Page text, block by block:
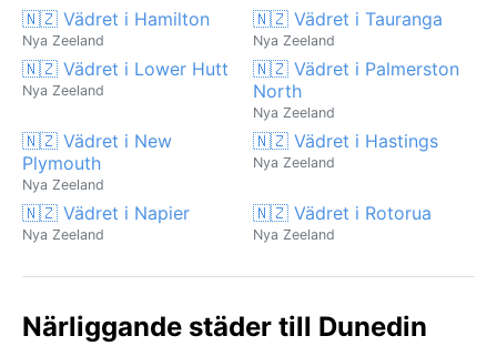
🇳🇿 Vädret i Hamilton
Nya Zeeland
🇳🇿 Vädret i Tauranga
Nya Zeeland
🇳🇿 Vädret i Lower Hutt
Nya Zeeland
🇳🇿 Vädret i Palmerston
North
Nya Zeeland
🇳🇿 Vädret i New
Plymouth
Nya Zeeland
🇳🇿 Vädret i Hastings
Nya Zeeland
🇳🇿 Vädret i Napier
Nya Zeeland
🇳🇿 Vädret i Rotorua
Nya Zeeland
Närliggande städer till Dunedin